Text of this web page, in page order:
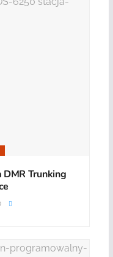
Trunking